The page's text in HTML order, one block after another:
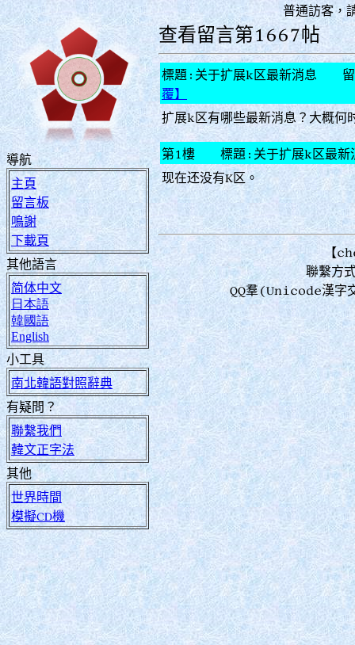
導航
主頁
留言板
鳴謝
下載頁
其他語言
简体中文
日本語
韓國語
English
小工具
南北韓語對照辭典
有疑問？
聯繫我們
韓文正字法
其他
世界時間
模擬CD機
普通訪客，
查看留言第1667帖
標題:关于扩展k区最新消息
覆】
扩展k区有哪些最新消息？大概何
第1樓 標題:关于扩展k区最
现在还没有K区。
【
聯繫方
QQ羣(Unicode漢字